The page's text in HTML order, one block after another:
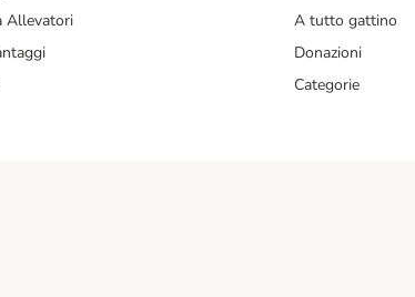
Allevatori
A tutto gattino
Donazioni
Categorie